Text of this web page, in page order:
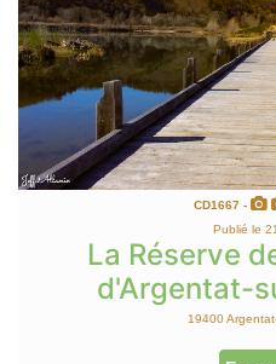
CD1667 -
Publié le
La Réserve
d'Argentat-
19400